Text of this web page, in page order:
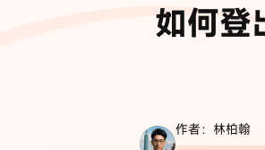
4DDiG
4DDiG
·iPhone 照片備份
限時 5 折優惠，立即
如何
作者：林柏翰